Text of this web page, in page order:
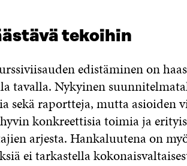
tekoihin
edistäminen on
tavalla. Nykyinen
sekä raportteja, mutta asioiden
konkreettisia toimia ja
arjesta. Hankaluutena on
ei tarkastella